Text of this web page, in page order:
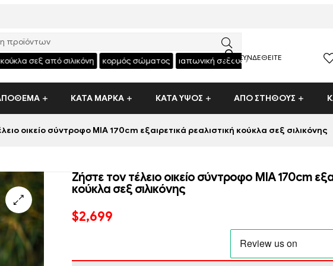
κούκλα σεξ από σιλικόνη κορμός σώματος ιαπωνική σεξουαλική κούκλα BBW Sex
›
ΣΥΝΔΕΘΕΊΤΕ
ΚΑΤΑ ΜΑΡΚΑ ΚΑΤΑ ΥΨΟΣ ΑΠΟ ΣΤΗΘΟΥΣ
οικείο σύντροφο MIA 170cm εξαιρετικά ρεαλιστική κούκλα σεξ σιλικόνης
Ζήστε τον τέλειο οικείο σύντροφο MIA 170cm
κούκλα σεξ σιλικόνης
$2,699